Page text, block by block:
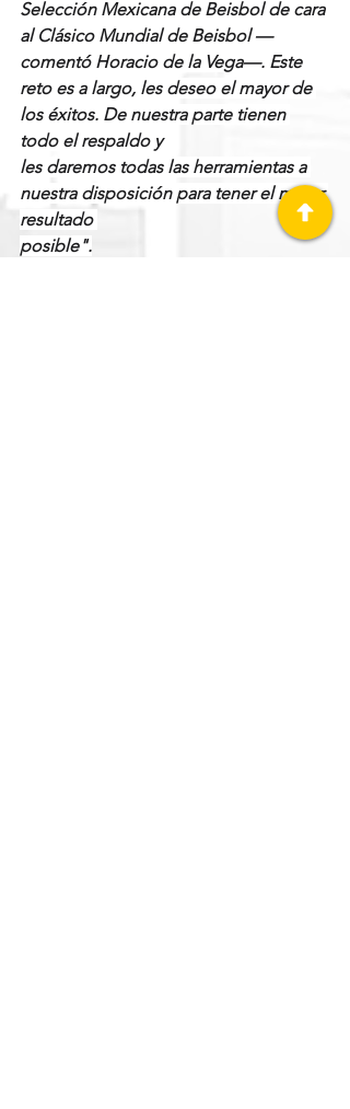
Selección Mexicana de Beisbol de cara
al Clásico Mundial de Beisbol —
comentó Horacio de la Vega—. Este
reto es a largo, les deseo el mayor de
los éxitos. De nuestra parte tienen
todo el respaldo y
les daremos todas las herramientas a
nuestra disposición para tener el mejor
resultado
posible".